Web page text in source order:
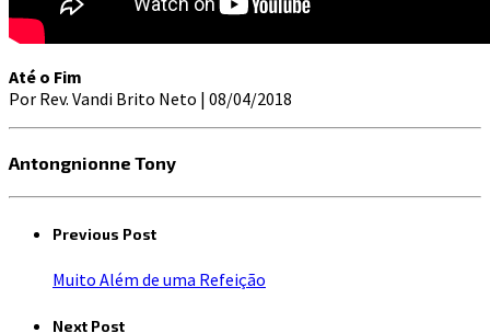
Até o Fim
Por Rev. Vandi Brito Neto | 08/04/2018
Antongnionne Tony
Previous Post
Muito Além de uma Refeição
Next Post